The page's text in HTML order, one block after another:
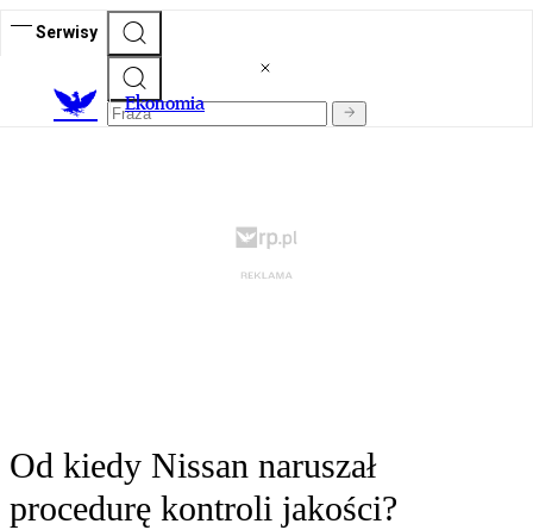
Serwisy
Ekonomia
Od kiedy Nissan naruszał
procedurę kontroli jakości?